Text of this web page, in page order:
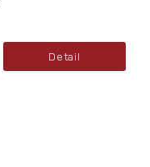
Detail